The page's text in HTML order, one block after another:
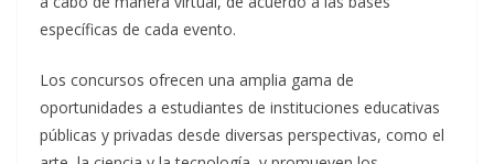
específicas de cada evento.
Los concursos ofrecen una amplia gama de
oportunidades a estudiantes de instituciones educativas
públicas y privadas desde diversas perspectivas, como el